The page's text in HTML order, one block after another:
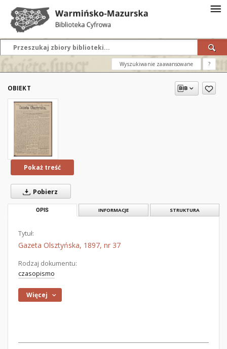
Wyszukiwanie zaawansowane ?
OBIEKT
Pokaż treść
Pobierz
OPIS INFORMACJE STRUKTURA
Tytuł:
Gazeta Olsztyńska, 1897, nr 37
Rodzaj dokumentu:
czasopismo
Więcej